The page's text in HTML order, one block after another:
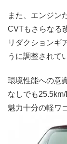
また、エンジン
CVTもさらなる
リダクションギ
うに調整されて
環境性能への意
なしでも
魅力十分の軽ワ